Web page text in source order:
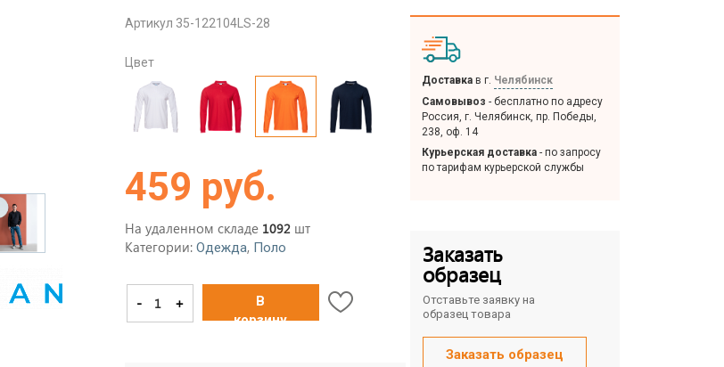
Артикул 35-122104LS-28
Цвет
459 руб.
На удаленном складе 1092 шт
Категории: Одежда, Поло
- +
В
корзину
Доставка в г. Челябинск
Самовывоз - бесплатно по адресу
Россия, г. Челябинск, пр. Победы,
238, оф. 14
Курьерская доставка - по запросу
по тарифам курьерской службы
Заказать
образец
Отставьте заявку на
образец товара
Заказать образец